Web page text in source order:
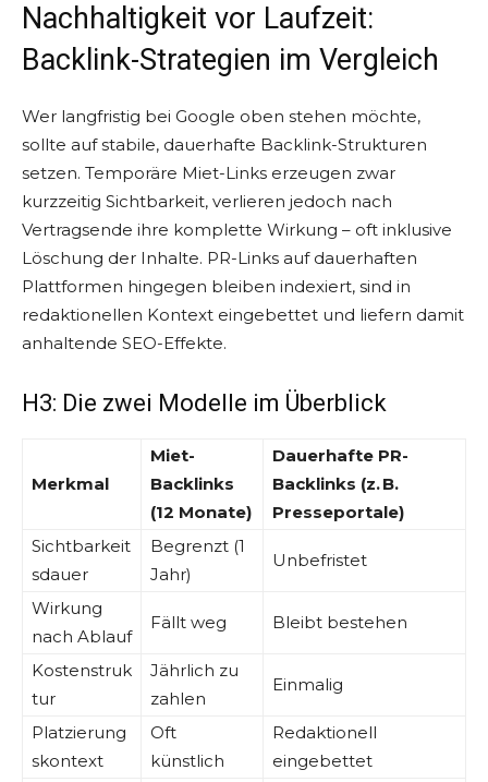
Nachhaltigkeit vor Laufzeit:
Backlink-Strategien im Vergleich
Wer langfristig bei Google oben stehen möchte,
sollte auf stabile, dauerhafte Backlink-Strukturen
setzen. Temporäre Miet-Links erzeugen zwar
kurzzeitig Sichtbarkeit, verlieren jedoch nach
Vertragsende ihre komplette Wirkung – oft inklusive
Löschung der Inhalte. PR-Links auf dauerhaften
Plattformen hingegen bleiben indexiert, sind in
redaktionellen Kontext eingebettet und liefern damit
anhaltende SEO-Effekte.
H3: Die zwei Modelle im Überblick
Merkmal
Miet-
Backlinks
(12 Monate)
Dauerhafte PR-
Backlinks (z. B.
Presseportale)
Sichtbarkeit
sdauer
Begrenzt (1
Jahr)
Unbefristet
Wirkung
nach Ablauf
Fällt weg Bleibt bestehen
Kostenstruk
tur
Jährlich zu
zahlen
Einmalig
Platzierung
skontext
Oft
künstlich
Redaktionell
eingebettet